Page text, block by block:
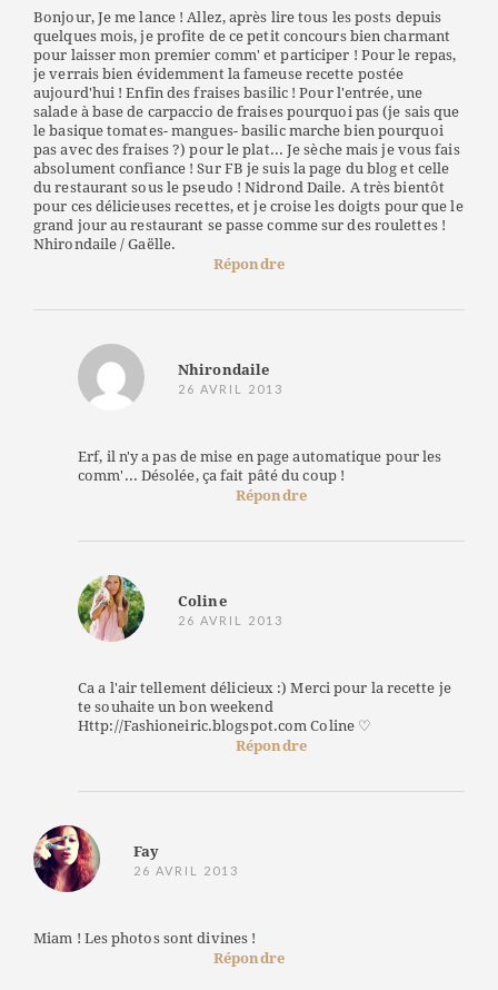
Bonjour, Je me lance ! Allez, après lire tous les posts depuis
quelques mois, je profite de ce petit concours bien charmant
pour laisser mon premier comm' et participer ! Pour le repas,
je verrais bien évidemment la fameuse recette postée
aujourd'hui ! Enfin des fraises basilic ! Pour l'entrée, une
salade à base de carpaccio de fraises pourquoi pas (je sais que
le basique tomates- mangues- basilic marche bien pourquoi
pas avec des fraises ?) pour le plat... Je sèche mais je vous fais
absolument confiance ! Sur FB je suis la page du blog et celle
du restaurant sous le pseudo ! Nidrond Daile. A très bientôt
pour ces délicieuses recettes, et je croise les doigts pour que le
grand jour au restaurant se passe comme sur des roulettes !
Nhirondaile / Gaëlle.
Répondre
Nhirondaile
26 AVRIL 2013
Erf, il n'y a pas de mise en page automatique pour les
comm'... Désolée, ça fait pâté du coup !
Répondre
Coline
26 AVRIL 2013
Ca a l'air tellement délicieux :) Merci pour la recette je
te souhaite un bon weekend
Http://Fashioneiric.blogspot.com Coline ♡
Répondre
Fay
26 AVRIL 2013
Miam ! Les photos sont divines !
Répondre